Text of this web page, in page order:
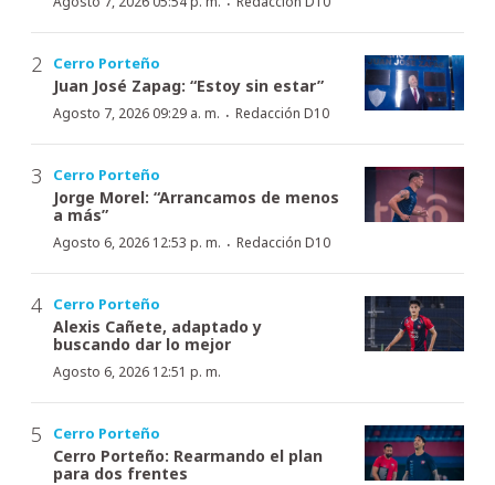
Cerro Porteño
Juan José Zapag: “Estoy sin estar”
Agosto 7, 2026 09:29 a. m. · Redacción D10
Cerro Porteño
Jorge Morel: “Arrancamos de menos
a más”
Agosto 6, 2026 12:53 p. m. · Redacción D10
Cerro Porteño
Alexis Cañete, adaptado y
buscando dar lo mejor
Agosto 6, 2026 12:51 p. m.
Cerro Porteño
Cerro Porteño: Rearmando el plan
para dos frentes